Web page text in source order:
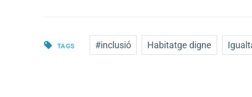
TAGS #inclusió Habitatge digne